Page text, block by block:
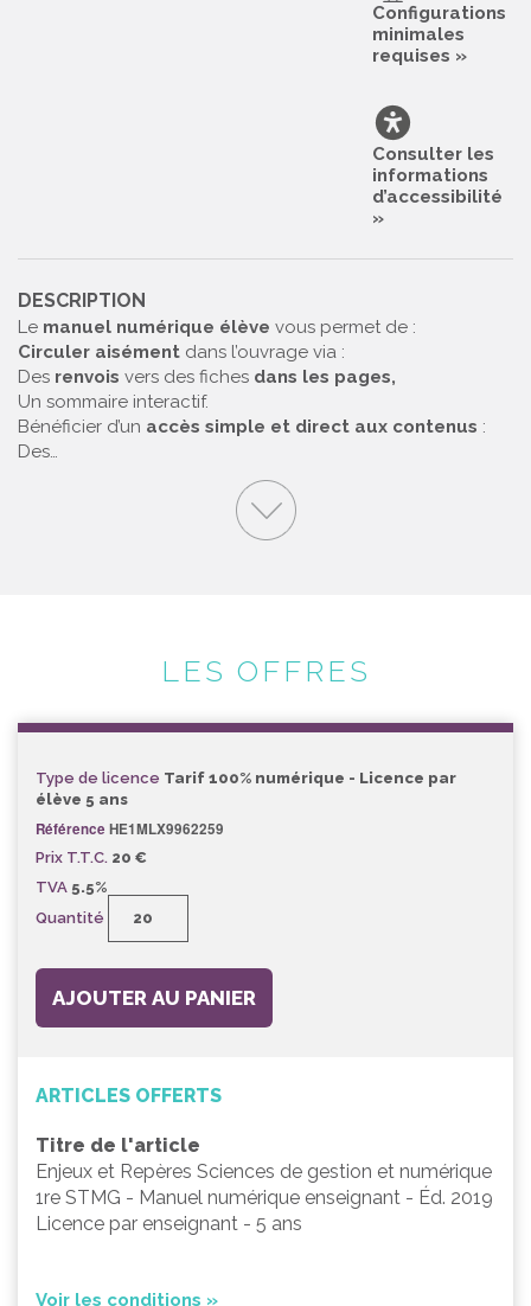
Configurations
minimales
requises »
Consulter les
informations
d’accessibilité
»
DESCRIPTION
Le manuel numérique élève vous permet de :
Circuler aisément dans l’ouvrage via :
Des renvois vers des fiches dans les pages,
Un sommaire interactif.
Bénéficier d’un accès simple et direct aux contenus :
Des…
LES OFFRES
Type de licence Tarif 100% numérique - Licence par
élève 5 ans
Référence HE1MLX9962259
Prix T.T.C. 20 €
TVA 5.5%
Quantité
AJOUTER AU PANIER
ARTICLES OFFERTS
Titre de l'article
Enjeux et Repères Sciences de gestion et numérique
1re STMG - Manuel numérique enseignant - Éd. 2019
Licence par enseignant - 5 ans
Voir les conditions »